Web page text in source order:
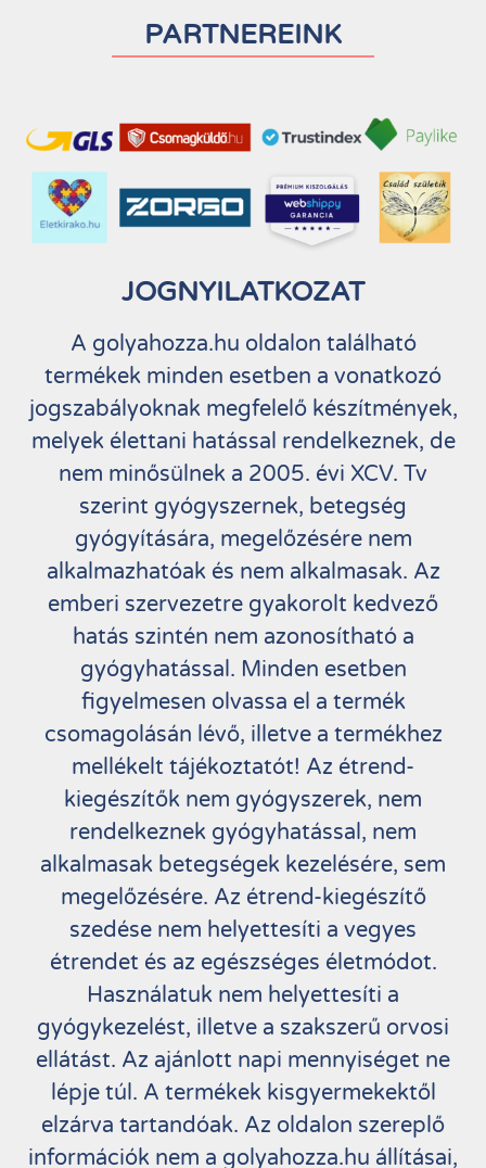
PARTNEREINK
JOGNYILATKOZAT
A golyahozza.hu oldalon található
termékek minden esetben a vonatkozó
jogszabályoknak megfelelő készítmények,
melyek élettani hatással rendelkeznek, de
nem minősülnek a 2005. évi XCV. Tv
szerint gyógyszernek, betegség
gyógyítására, megelőzésére nem
alkalmazhatóak és nem alkalmasak. Az
emberi szervezetre gyakorolt kedvező
hatás szintén nem azonosítható a
gyógyhatással. Minden esetben
figyelmesen olvassa el a termék
csomagolásán lévő, illetve a termékhez
mellékelt tájékoztatót! Az étrend-
kiegészítők nem gyógyszerek, nem
rendelkeznek gyógyhatással, nem
alkalmasak betegségek kezelésére, sem
megelőzésére. Az étrend-kiegészítő
szedése nem helyettesíti a vegyes
étrendet és az egészséges életmódot.
Használatuk nem helyettesíti a
gyógykezelést, illetve a szakszerű orvosi
ellátást. Az ajánlott napi mennyiséget ne
lépje túl. A termékek kisgyermekektől
elzárva tartandóak. Az oldalon szereplő
információk nem a golyahozza.hu állításai,